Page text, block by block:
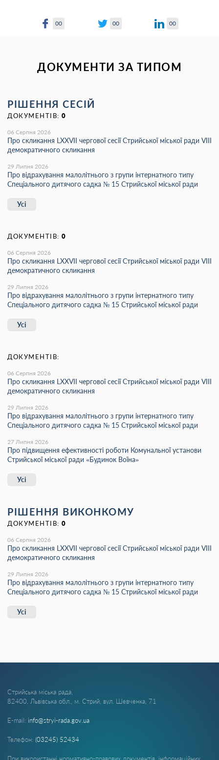
00 00 00
ДОКУМЕНТИ ЗА ТИПОМ
РІШЕННЯ СЕСІЙ
ДОКУМЕНТІВ: 0
06 Серпня 2026
Про скликання LХХVІІ чергової сесії Стрийської міської ради VIII
демократичного скликання
29 Липня 2026
Про відрахування малолітнього з групи інтернатного типу
Спеціального дитячого садка № 15 Стрийської міської ради
Усі
ДОКУМЕНТІВ: 0
06 Серпня 2026
Про скликання LХХVІІ чергової сесії Стрийської міської ради VIII
демократичного скликання
29 Липня 2026
Про відрахування малолітнього з групи інтернатного типу
Спеціального дитячого садка № 15 Стрийської міської ради
Усі
ДОКУМЕНТІВ:
06 Серпня 2026
Про скликання LХХVІІ чергової сесії Стрийської міської ради VIII
демократичного скликання
29 Липня 2026
Про відрахування малолітнього з групи інтернатного типу
Спеціального дитячого садка № 15 Стрийської міської ради
27 Липня 2026
Про підвищення ефективності роботи Комунальної установи
Стрийської міської ради «Будинок Воїна»
Усі
РІШЕННЯ ВИКОНКОМУ
ДОКУМЕНТІВ: 0
06 Серпня 2026
Про скликання LХХVІІ чергової сесії Стрийської міської ради VIII
демократичного скликання
29 Липня 2026
Про відрахування малолітнього з групи інтернатного типу
Спеціального дитячого садка № 15 Стрийської міської ради
Усі
Стрийська міська рада,
82400, Львівська обл., м. Стрий, вул. Шевченка, 71
E-mail: info@stryi-rada.gov.ua
Телефон: (03245) 52434